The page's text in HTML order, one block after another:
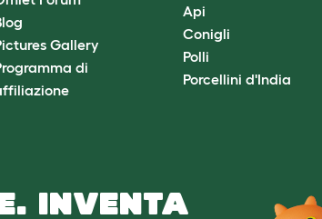
Gallery
di
Api
Conigli
Polli
Porcellini d'India
INVENTA